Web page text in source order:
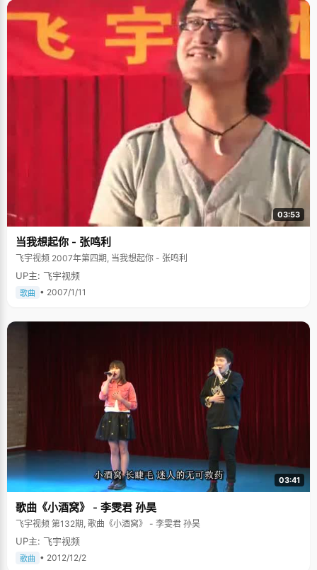
03:53
当我想起你 - 张鸣利
飞宇视频 2007年第四期, 当我想起你 - 张鸣利
UP主: 飞宇视频
歌曲 • 2007/1/11
03:41
歌曲《小酒窝》 - 李雯君 孙昊
飞宇视频 第132期, 歌曲《小酒窝》 - 李雯君 孙昊
UP主: 飞宇视频
歌曲 • 2012/12/2